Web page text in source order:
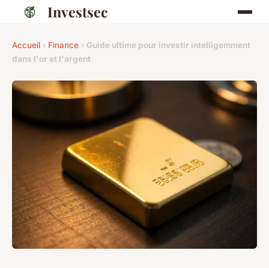
Investsec
Accueil › Finance › Guide ultime pour investir intelligemment
dans l'or et l'argent